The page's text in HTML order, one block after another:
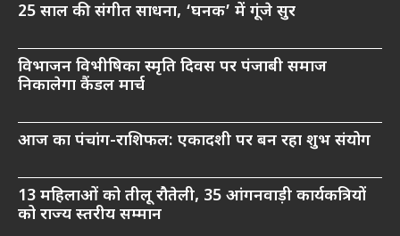
25 साल की संगीत साधना, ‘घनक’ में गूंजे सुर
विभाजन विभीषिका स्मृति दिवस पर पंजाबी समाज
निकालेगा कैंडल मार्च
आज का पंचांग-राशिफल: एकादशी पर बन रहा शुभ संयोग
13 महिलाओं को तीलू रौतेली, 35 आंगनवाड़ी कार्यकत्रियों
को राज्य स्तरीय सम्मान